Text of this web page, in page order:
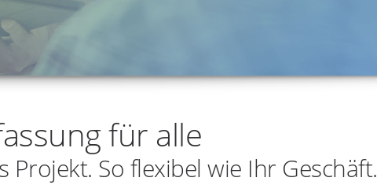
für alle
So flexibel wie Ihr Geschäft.